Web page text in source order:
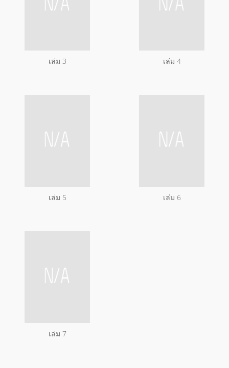
เล่ม 3 เล่ม 4
เล่ม 5 เล่ม 6
เล่ม 7